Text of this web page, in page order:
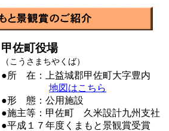
甲佐町役場
（こうさまちやくば）
●所 在：上益城郡甲佐町大字豊内
地図はこちら
●形 態：公用施設
●施主等：甲佐町 久米設計九州支社
●平成１７年度くまもと景観賞受賞